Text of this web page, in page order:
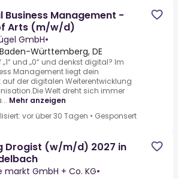
Business Management -
Arts (m/w/d)
GmbH•
Württemberg, DE
und „0“ und denkst digital? Im
Management liegt dein
auf der digitalen Weiterentwicklung
Welt dreht sich immer
Mehr anzeigen
vor über 30 Tagen • Gesponsert
Drogist (w/m/d) 2027 in
GmbH + Co. KG•